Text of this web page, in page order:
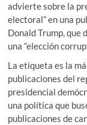
advierte sobre la
electoral” en una
Donald Trump, que
una “elección
La etiqueta es la
publicaciones del
presidencial
una política que
publicaciones de